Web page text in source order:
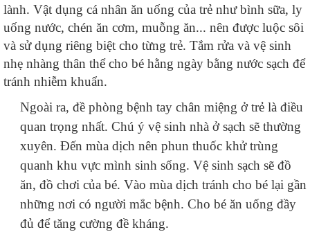
lành. Vật dụng cá nhân ăn uống của trẻ như bình sữa, ly
uống nước, chén ăn cơm, muỗng ăn... nên được luộc sôi
và sử dụng riêng biệt cho từng trẻ. Tắm rửa và vệ sinh
nhẹ nhàng thân thể cho bé hằng ngày bằng nước sạch để
tránh nhiễm khuẩn.
Ngoài ra, đề phòng bệnh tay chân miệng ở trẻ là điều
quan trọng nhất. Chú ý vệ sinh nhà ở sạch sẽ thường
xuyên. Đến mùa dịch nên phun thuốc khử trùng
quanh khu vực mình sinh sống. Vệ sinh sạch sẽ đồ
ăn, đồ chơi của bé. Vào mùa dịch tránh cho bé lại gần
những nơi có người mắc bệnh. Cho bé ăn uống đầy
đủ để tăng cường đề kháng.